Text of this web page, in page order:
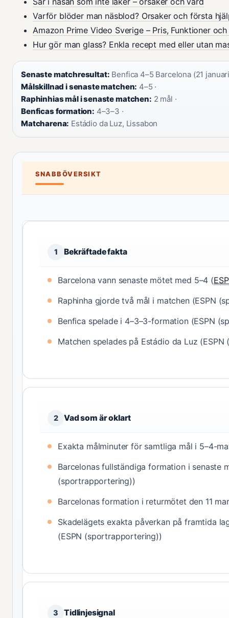
Varför blöder man näsblod? Orsaker och första
Amazon Prime Video Sverige – Pris, Funktioner
Hur gör man glass? Enkla recept med eller utan
Senaste matchresultat: Benfica 4–5 Barcelona (21
Målskillnad i senaste matchen: 4–5 ·
Raphinhias mål i senaste matchen: 2 mål ·
Benficas formation: 4–3–3 ·
Matcharena: Estádio da Luz, Lissabon
SNABBÖVERSIKT
1 Bekräftade fakta
Barcelona vann senaste mötet med 5–4 (
Raphinha gjorde två mål i matchen (ESPN
Benfica spelade i 4–3–3-formation (ESPN
Matchen spelades på Estádio da Luz
2 Vad som är oklart
Exakta målminuter för samtliga mål i 5–4-
Barcelonas fullständiga formation i senaste
(sportrapportering))
Barcelonas formation i returmötet den 11
Skadelägets exakta påverkan på framtida
(ESPN (sportrapportering))
3 Tidlinjesignal